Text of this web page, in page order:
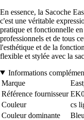
En essence, la Sacoche
c'est une véritable
pratique et fonctionnelle
professionnels et de tous
l'esthétique et de la
flexible et stylée avec la
Informations
Marque
Référence fournisseur
Couleur
cs
Couleur dominante
Bleu